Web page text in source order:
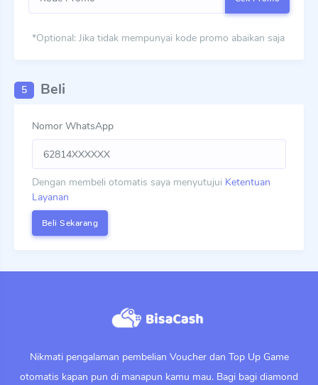
*Optional: Jika tidak mempunyai kode promo abaikan saja
5 Beli
Nomor WhatsApp
Dengan membeli otomatis saya menyutujui Ketentuan
Layanan
Nikmati pengalaman pembelian Voucher dan Top Up Game
otomatis kapan pun di manapun kamu mau. Bagi bagi diamond